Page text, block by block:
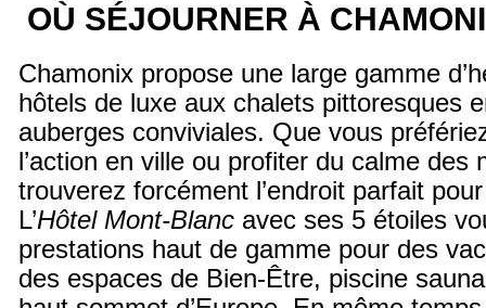
OÙ SÉJOURNER À
Chamonix propose une large gamme
hôtels de luxe aux chalets pittoresques
auberges conviviales. Que vous
l’action en ville ou profiter du calme des
trouverez forcément l’endroit parfait
L’Hôtel Mont-Blanc avec ses 5 étoiles
prestations haut de gamme pour des
des espaces de Bien-Être, piscine